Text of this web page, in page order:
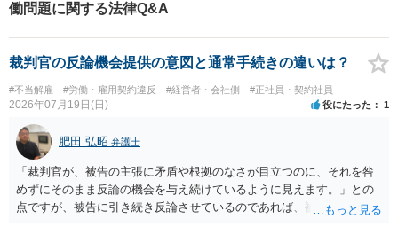
働問題に関する法律Q&A
裁判官の反論機会提供の意図と通常手続きの違いは？
#不当解雇 #労働・雇用契約違反 #経営者・会社側 #正社員・契約社員
2026年07月19日(日) 役にたった 1
肥田 弘昭 弁護士
「裁判官が、被告の主張に矛盾や根拠のなさが目立つのに、それを咎
めずにそのまま反論の機会を与え続けているように見えます。」との
点ですが、被告に引き続き反論させているのであれば、被告の主張が